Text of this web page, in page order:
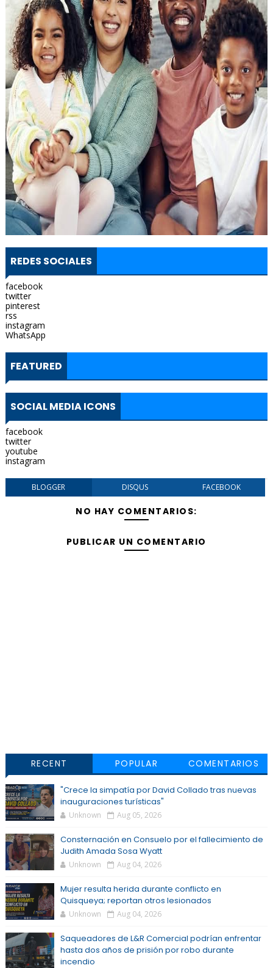
REDES SOCIALES
facebook
twitter
pinterest
rss
instagram
WhatsApp
FEATURED
SOCIAL MEDIA ICONS
facebook
twitter
youtube
instagram
BLOGGER DISQUS FACEBOOK
NO HAY COMENTARIOS:
PUBLICAR UN COMENTARIO
RECENT POPULAR COMENTARIOS
"Crece la simpatía por David Collado tras nuevas
inauguraciones turísticas"
Unknown Aug 05, 2026
Consternación en Consuelo por el fallecimiento de
Judith Amada Sosa Wyatt
Unknown Aug 04, 2026
Mujer resulta herida durante conflicto en
Quisqueya; reportan otros lesionados
Unknown Aug 04, 2026
Saqueadores de L&R Comercial podrían enfrentar
hasta dos años de prisión por robo durante
incendio